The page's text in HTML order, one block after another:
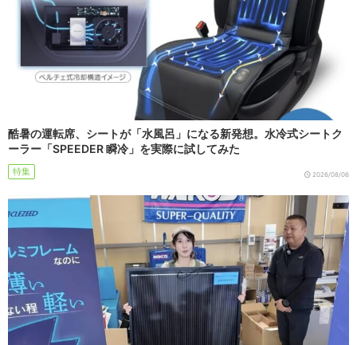
酷暑の運転席、シートが「水風呂」になる新発想。水冷式シートク
ーラー「SPEEDER 瞬冷」を実際に試してみた
特集 2026/08/06